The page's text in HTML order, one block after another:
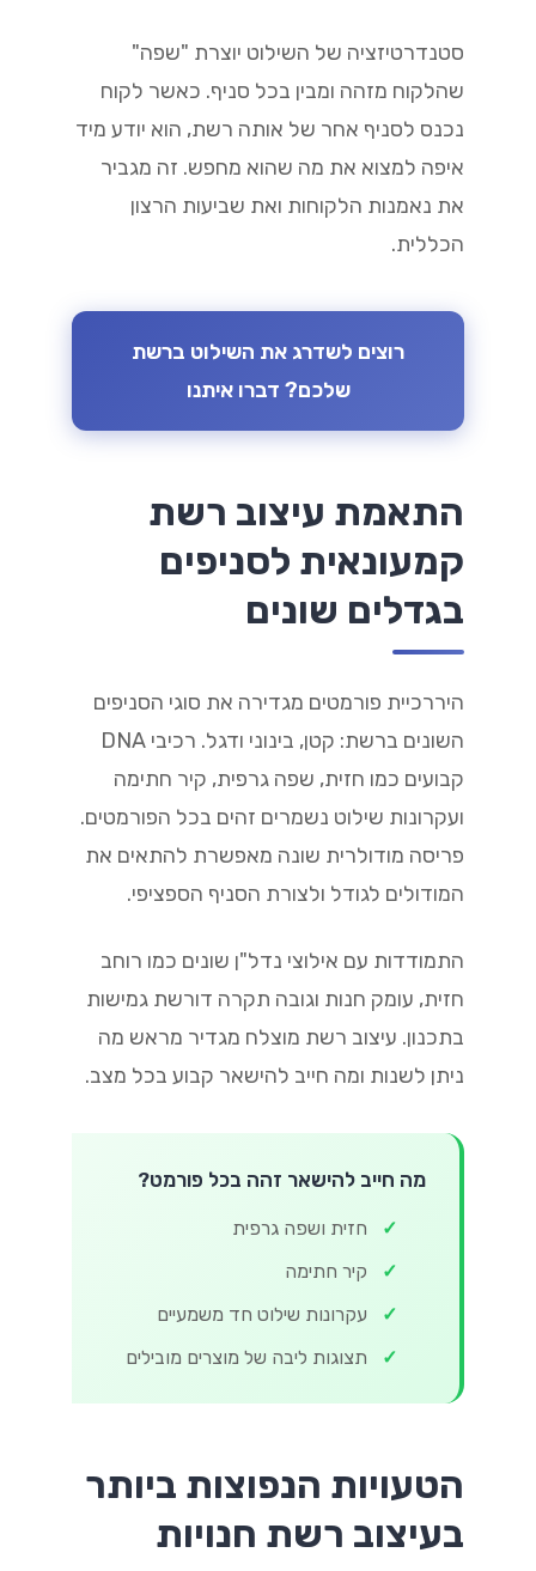
סטנדרטיזציה של השילוט יוצרת "שפה"
שהלקוח מזהה ומבין בכל סניף. כאשר לקוח
נכנס לסניף אחר של אותה רשת, הוא יודע מיד
איפה למצוא את מה שהוא מחפש. זה מגביר
את נאמנות הלקוחות ואת שביעות הרצון
הכללית.
רוצים לשדרג את השילוט ברשת
שלכם? דברו איתנו
התאמת עיצוב רשת
קמעונאית לסניפים
בגדלים שונים
היררכיית פורמטים מגדירה את סוגי הסניפים
השונים ברשת: קטן, בינוני ודגל. רכיבי DNA
קבועים כמו חזית, שפה גרפית, קיר חתימה
ועקרונות שילוט נשמרים זהים בכל הפורמטים.
פריסה מודולרית שונה מאפשרת להתאים את
המודולים לגודל ולצורת הסניף הספציפי.
התמודדות עם אילוצי נדל"ן שונים כמו רוחב
חזית, עומק חנות וגובה תקרה דורשת גמישות
בתכנון. עיצוב רשת מוצלח מגדיר מראש מה
ניתן לשנות ומה חייב להישאר קבוע בכל מצב.
מה חייב להישאר זהה בכל פורמט?
✓
חזית ושפה גרפית
✓
קיר חתימה
✓
עקרונות שילוט חד משמעיים
✓
תצוגות ליבה של מוצרים מובילים
הטעויות הנפוצות ביותר
בעיצוב רשת חנויות